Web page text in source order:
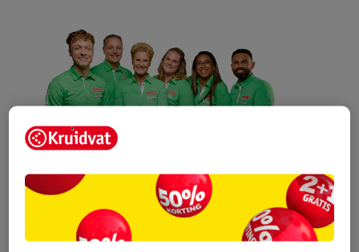
Kruidvat is een erkend specialist in
zelfzorg, ook online. Wat je